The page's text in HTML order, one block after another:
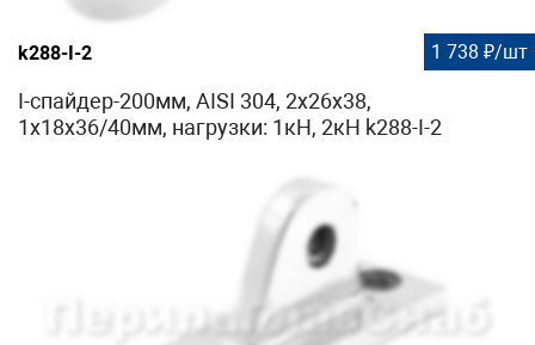
k288-I-2 1 738 ₽/шт
I-спайдер-200мм, AISI 304, 2х26х38,
1х18х36/40мм, нагрузки: 1кН, 2кН k288-I-2